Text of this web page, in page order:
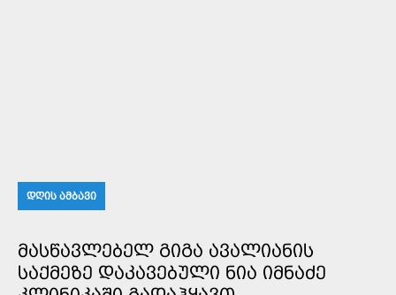
ᲓᲦᲘᲡ ᲐᲛᲑᲐᲕᲘ
ᲛᲐᲡᲬᲐᲕᲚᲔᲑᲔᲚ ᲒᲘᲒᲐ ᲐᲕᲐᲚᲘᲐᲜᲘᲡ
ᲡᲐᲥᲛᲔᲖᲔ ᲓᲐᲙᲐᲕᲔᲑᲣᲚᲘ ᲜᲘᲐ ᲘᲛᲜᲐᲫᲔ